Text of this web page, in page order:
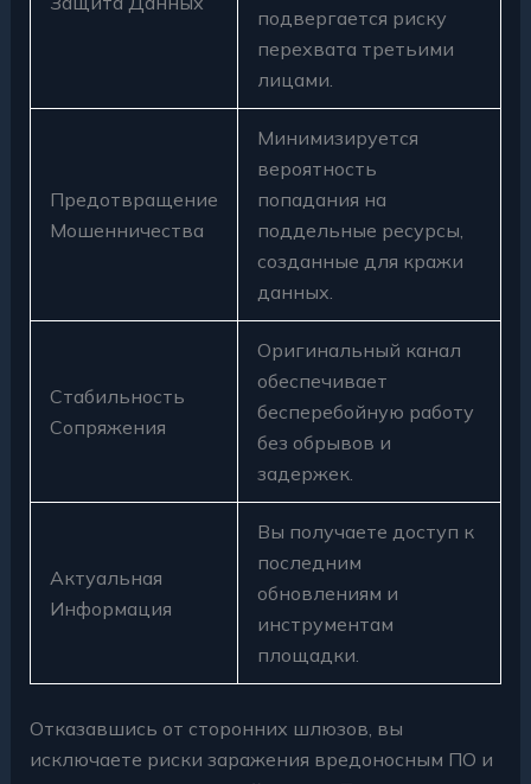
подвергается риску
перехвата третьими
лицами.
Предотвращение
Мошенничества
Минимизируется
вероятность
попадания на
поддельные ресурсы,
созданные для кражи
данных.
Стабильность
Сопряжения
Оригинальный канал
обеспечивает
бесперебойную работу
без обрывов и
задержек.
Актуальная
Информация
Вы получаете доступ к
последним
обновлениям и
инструментам
площадки.
Отказавшись от сторонних шлюзов, вы
исключаете риски заражения вредоносным ПО и